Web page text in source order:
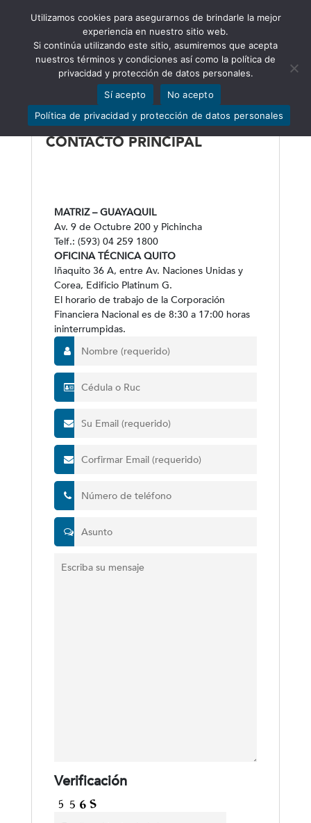
Abrir barra de herramientas
Contáctenos
CONTACTO PRINCIPAL
MATRIZ – GUAYAQUIL
Av. 9 de Octubre 200 y Pichincha
Telf.: (593) 04 259 1800
OFICINA TÉCNICA QUITO
Iñaquito 36 A, entre Av. Naciones Unidas y
Corea, Edificio Platinum G.
El horario de trabajo de la Corporación
Financiera Nacional es de 8:30 a 17:00 horas
ininterrumpidas.
Verificación
Utilizamos cookies para asegurarnos de brindarle la mejor
experiencia en nuestro sitio web.
Si continúa utilizando este sitio, asumiremos que acepta
nuestros términos y condiciones así como la política de
privacidad y protección de datos personales.
Sí acepto
No acepto
Política de privacidad y protección de datos personales